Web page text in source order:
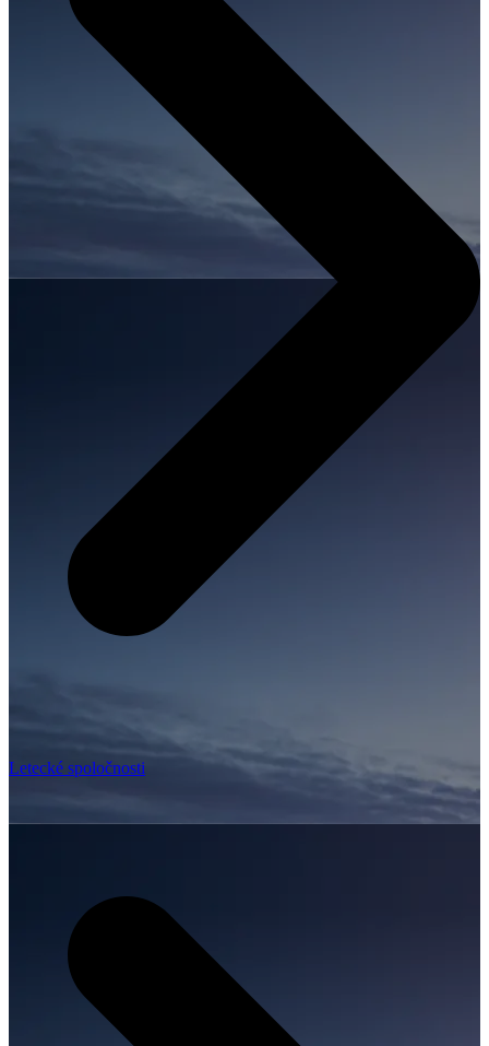
Letecké spoločnosti